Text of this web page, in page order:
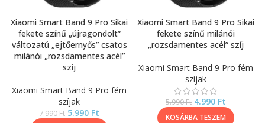
Xiaomi Smart Band 9 Pro Sikai
fekete színű „újragondolt”
változatú „ejtőernyős” csatos
milánói „rozsdamentes acél”
szíj
Xiaomi Smart Band 9 Pro fém
szíjak
7.990Ft 5.990 Ft
Xiaomi Smart Band 9 Pro Sikai
fekete színű milánói
„rozsdamentes acél” szíj
Xiaomi Smart Band 9 Pro fém
szíjak
5.990Ft 4.990 Ft
KOSÁRBA TESZEM